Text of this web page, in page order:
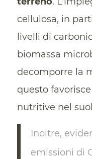
cellulosa, in
livelli di
biomassa
decomporre la
questo
nutritive nel
Inoltre,
emissioni di